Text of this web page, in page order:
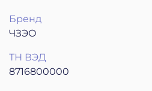
Бренд
ЧЗЭО
ТН ВЭД
8716800000